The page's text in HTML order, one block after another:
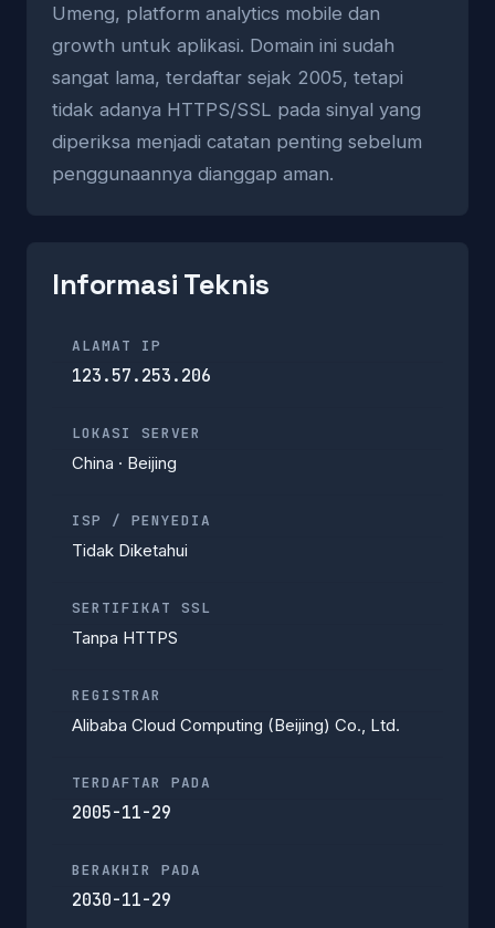
Umeng, platform analytics mobile dan
growth untuk aplikasi. Domain ini sudah
sangat lama, terdaftar sejak 2005, tetapi
tidak adanya HTTPS/SSL pada sinyal yang
diperiksa menjadi catatan penting sebelum
penggunaannya dianggap aman.
Informasi Teknis
ALAMAT IP
123.57.253.206
LOKASI SERVER
China · Beijing
ISP / PENYEDIA
Tidak Diketahui
SERTIFIKAT SSL
Tanpa HTTPS
REGISTRAR
Alibaba Cloud Computing (Beijing) Co., Ltd.
TERDAFTAR PADA
2005-11-29
BERAKHIR PADA
2030-11-29